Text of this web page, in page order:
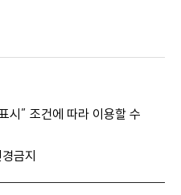
시” 조건에 따라 이용할 수
금지